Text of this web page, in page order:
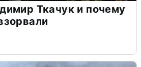
Ткачук и почему